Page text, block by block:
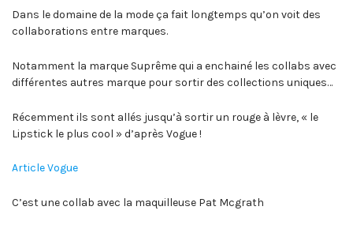
Dans le domaine de la mode ça fait longtemps qu’on voit des
collaborations entre marques.
Notamment la marque Suprême qui a enchainé les collabs avec
différentes autres marque pour sortir des collections uniques…
Récemment ils sont allés jusqu’à sortir un rouge à lèvre, « le
Lipstick le plus cool » d’après Vogue !
Article Vogue
C’est une collab avec la maquilleuse Pat Mcgrath